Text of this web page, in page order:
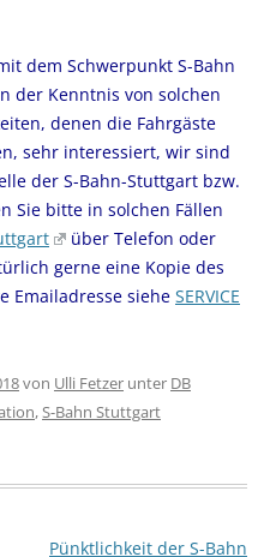
dem Schwerpunkt S-Bahn
der Kenntnis von solchen
denen die Fahrgäste
sehr interessiert, wir sind
der S-Bahn-Stuttgart bzw.
Sie bitte in solchen Fällen
über Telefon oder
gerne eine Kopie des
Emailadresse siehe SERVICE
von Ulli Fetzer unter DB
,S-Bahn Stuttgart
Pünktlichkeit der S-Bahn